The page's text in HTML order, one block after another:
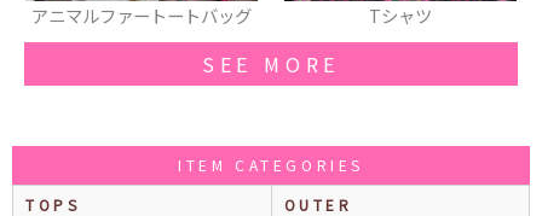
Tシャツ ロンT
SEE MORE
ITEM CATEGORIES
TOPS
OUTER